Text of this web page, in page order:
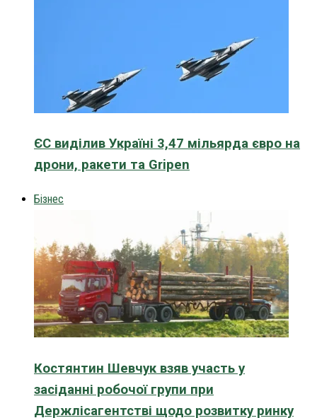
ЄС виділив Україні 3,47 мільярда євро на
дрони, ракети та Gripen
Бізнес
Костянтин Шевчук взяв участь у
засіданні робочої групи при
Держлісагентстві щодо розвитку ринку